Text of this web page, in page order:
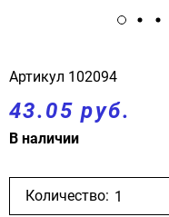
Артикул 102094
43.05 руб.
В наличии
Количество: